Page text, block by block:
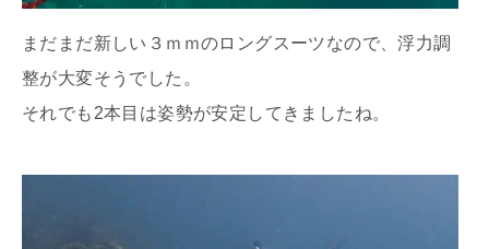
まだまだ新しい３ｍｍのロングスーツなので、浮力調
整が大変そうでした。
それでも2本目は姿勢が安定してきましたね。